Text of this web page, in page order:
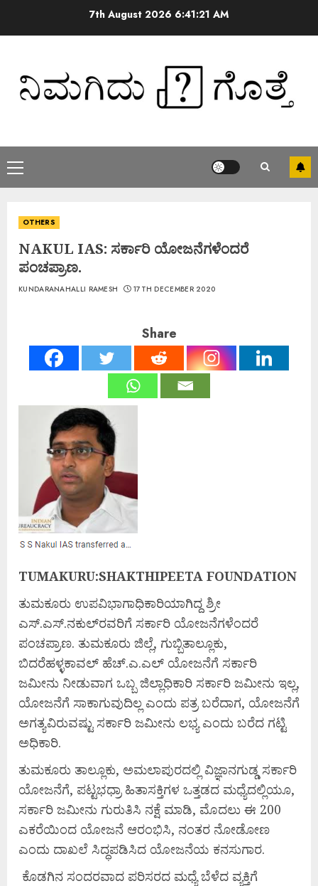
7th August 2026 6:41:22 AM
OTHERS
NAKUL IAS: ಸರ್ಕಾರಿ ಯೋಜನೆಗಳೆಂದರೆ
ಪಂಚಪ್ರಾಣ.
KUNDARANAHALLI RAMESH 17TH DECEMBER 2020
Share
TUMAKURU:SHAKTHIPEETA FOUNDATION
ತುಮಕೂರು ಉಪವಿಭಾಗಾಧಿಕಾರಿಯಾಗಿದ್ದ ಶ್ರೀ
ಎಸ್.ಎಸ್.ನಕುಲ್‌ರವರಿಗೆ ಸರ್ಕಾರಿ ಯೋಜನೆಗಳೆಂದರೆ
ಪಂಚಪ್ರಾಣ. ತುಮಕೂರು ಜಿಲ್ಲೆ, ಗುಬ್ಬಿತಾಲ್ಲೂಕು,
ಬಿದರೆಹಳ್ಳಕಾವಲ್ ಹೆಚ್.ಎ.ಎಲ್ ಯೋಜನೆಗೆ ಸರ್ಕಾರಿ
ಜಮೀನು ನೀಡುವಾಗ ಒಬ್ಬ ಜಿಲ್ಲಾಧಿಕಾರಿ ಸರ್ಕಾರಿ ಜಮೀನು ಇಲ್ಲ,
ಯೋಜನೆಗೆ ಸಾಕಾಗುವುದಿಲ್ಲ ಎಂದು ಪತ್ರ ಬರೆದಾಗ, ಯೋಜನೆಗೆ
ಅಗತ್ಯವಿರುವಷ್ಟು ಸರ್ಕಾರಿ ಜಮೀನು ಲಭ್ಯ ಎಂದು ಬರೆದ ಗಟ್ಟಿ
ಅಧಿಕಾರಿ.
ತುಮಕೂರು ತಾಲ್ಲೂಕು, ಅಮಲಾಪುರದಲ್ಲಿ ವಿಜ್ಞಾನಗುಡ್ಡ ಸರ್ಕಾರಿ
ಯೋಜನೆಗೆ, ಪಟ್ಟಭಧ್ರಾ ಹಿತಾಸಕ್ತಿಗಳ ಒತ್ತಡದ ಮಧ್ಯೆದಲ್ಲಿಯೂ,
ಸರ್ಕಾರಿ ಜಮೀನು ಗುರುತಿಸಿ ನಕ್ಷೆ ಮಾಡಿ, ಮೊದಲು ಈ 200
ಎಕರೆಯಿಂದ ಯೋಜನೆ ಆರಂಭಿಸಿ, ನಂತರ ನೋಡೋಣ
ಎಂದು ದಾಖಲೆ ಸಿದ್ಧಪಡಿಸಿದ ಯೋಜನೆಯ ಕನಸುಗಾರ.
ಕೊಡಗಿನ ಸಂದರವಾದ ಪರಿಸರದ ಮಧ್ಯೆ ಬೆಳೆದ ವ್ಯಕ್ತಿಗೆ